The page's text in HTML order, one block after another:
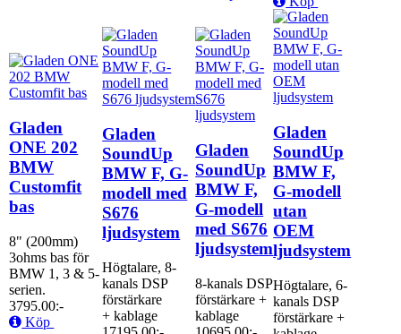
Gladen
ONE 202
BMW
Customfit
bas
8" (200mm)
3ohms bas för
BMW 1, 3 & 5-
serien.
3795.00:-
Köp
Gladen
SoundUp
BMW F, G-
modell med
S676
ljudsystem
Högtalare, 8-
kanals DSP
förstärkare
+ kablage
Gladen
SoundUp
BMW F,
G-modell
med S676
ljudsystem
8-kanals DSP
förstärkare +
kablage
Gladen
SoundUp
BMW F,
G-modell
utan
OEM
ljudsystem
Högtalare, 6-
kanals DSP
förstärkare +